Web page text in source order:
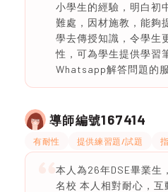
小學生的經驗，明白初
難處，因材施教，能夠
學去傳授知識，令學生
性，可為學生提供學習
Whatsapp解答問題的
導師編號167414
有耐性 提供練習題/試題
本人為26年DSE畢業生
名校 本人相對耐心，